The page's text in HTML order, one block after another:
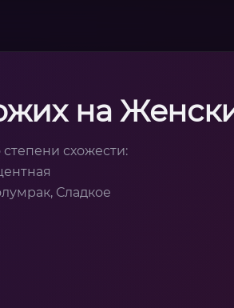
на
схожести:
Сладкое